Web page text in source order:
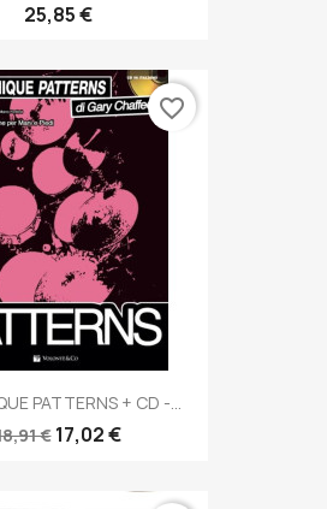
25,85 €
PATTERNS + CD -...
€ 17,02 €
favorite_border